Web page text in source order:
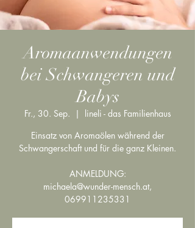
Aromaanwendungen
bei Schwangeren und
Babys
Fr., 30. Sep.
  |
lineli - das Familienhaus
Einsatz von Aromaölen während der
Schwangerschaft und für die ganz Kleinen.
ANMELDUNG:
michaela@wunder-mensch.at,
069911235331